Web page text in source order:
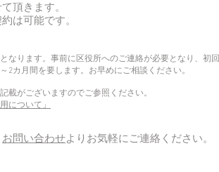
頂きます。
は可能です。
なります。事前に区役所へのご連絡が必要となり、初回
2カ月間を要します。お早めにご相談ください。
載がございますのでご参照ください。
について」
お問い合わせ​よりお気軽にご連絡ください。